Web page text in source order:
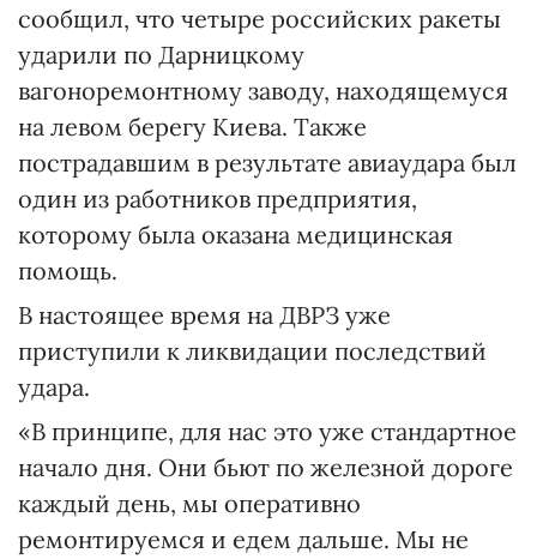
сообщил, что четыре российских ракеты
ударили по Дарницкому
вагоноремонтному заводу, находящемуся
на левом берегу Киева. Также
пострадавшим в результате авиаудара был
один из работников предприятия,
которому была оказана медицинская
помощь.
В настоящее время на ДВРЗ уже
приступили к ликвидации последствий
удара.
«В принципе, для нас это уже стандартное
начало дня. Они бьют по железной дороге
каждый день, мы оперативно
ремонтируемся и едем дальше. Мы не